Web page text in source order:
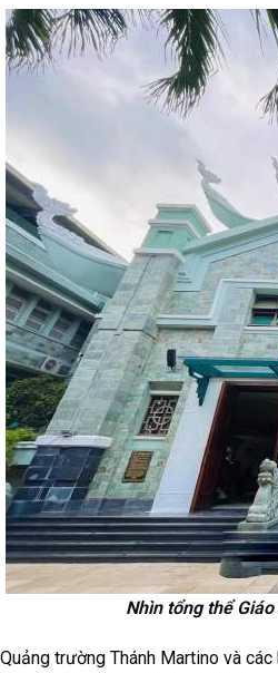
Nhìn tổng thể
Quảng trường Thánh Martino và